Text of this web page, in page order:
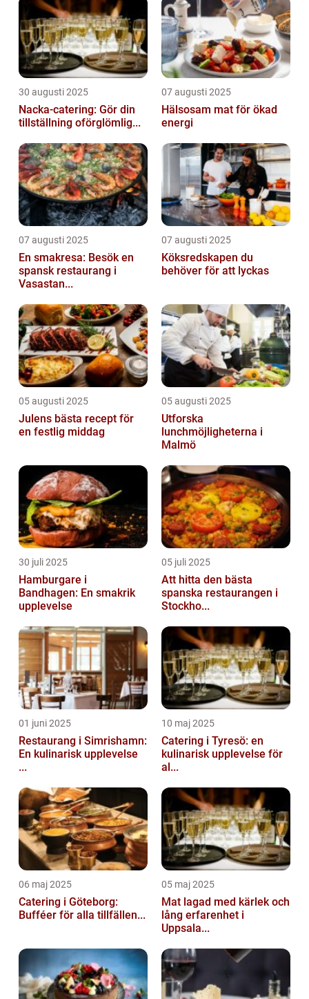
30 augusti 2025
Nacka-catering: Gör din
tillställning oförglömlig...
07 augusti 2025
Hälsosam mat för ökad
energi
07 augusti 2025
En smakresa: Besök en
spansk restaurang i
Vasastan...
07 augusti 2025
Köksredskapen du
behöver för att lyckas
05 augusti 2025
Julens bästa recept för
en festlig middag
05 augusti 2025
Utforska
lunchmöjligheterna i
Malmö
30 juli 2025
Hamburgare i
Bandhagen: En smakrik
upplevelse
05 juli 2025
Att hitta den bästa
spanska restaurangen i
Stockho...
01 juni 2025
Restaurang i Simrishamn:
En kulinarisk upplevelse
...
10 maj 2025
Catering i Tyresö: en
kulinarisk upplevelse för
al...
06 maj 2025
Catering i Göteborg:
Bufféer för alla tillfällen...
05 maj 2025
Mat lagad med kärlek och
lång erfarenhet i
Uppsala...